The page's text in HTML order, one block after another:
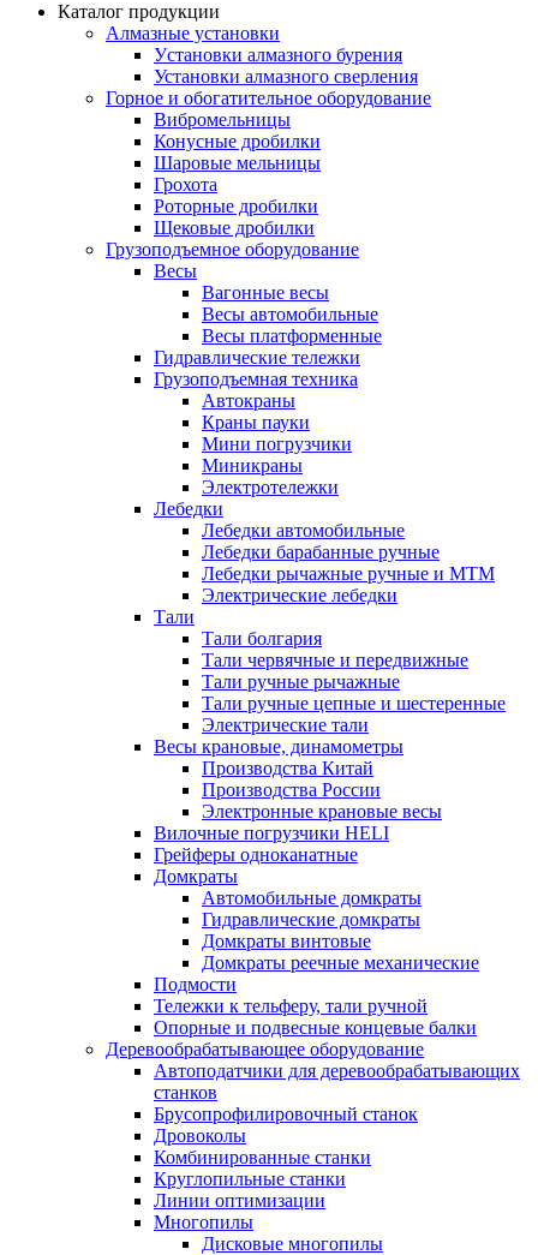
Каталог продукции
Алмазные установки
Уcтановки алмазного бурения
Установки алмазного сверления
Горное и обогатительное оборудование
Вибромельницы
Конусные дробилки
Шаровые мельницы
Грохота
Роторные дробилки
Щековые дробилки
Грузоподъемное оборудование
Весы
Вагонные весы
Весы автомобильные
Весы платформенные
Гидравлические тележки
Грузоподъемная техника
Автокраны
Краны пауки
Мини погрузчики
Миникраны
Электротележки
Лебедки
Лебедки автомобильные
Лебедки барабанные ручные
Лебедки рычажные ручные и МТМ
Электрические лебедки
Тали
Тали болгария
Тали червячные и передвижные
Тали ручные рычажные
Тали ручные цепные и шестеренные
Электрические тали
Весы крановые, динамометры
Производства Китай
Производства России
Электронные крановые весы
Вилочные погрузчики HELI
Грейферы одноканатные
Домкраты
Автомобильные домкраты
Гидравлические домкраты
Домкраты винтовые
Домкраты реечные механические
Подмости
Тележки к тельферу, тали ручной
Опорные и подвесные концевые балки
Деревообрабатывающее оборудование
Автоподатчики для деревообрабатывающих
станков
Брусопрофилировочный станок
Дровоколы
Комбинированные станки
Круглопильные станки
Линии оптимизации
Многопилы
Дисковые многопилы